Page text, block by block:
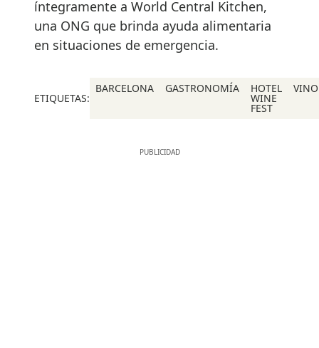
íntegramente a World Central Kitchen,
una ONG que brinda ayuda alimentaria
en situaciones de emergencia.
ETIQUETAS:
BARCELONA GASTRONOMÍA HOTEL
WINE
FEST
VINO